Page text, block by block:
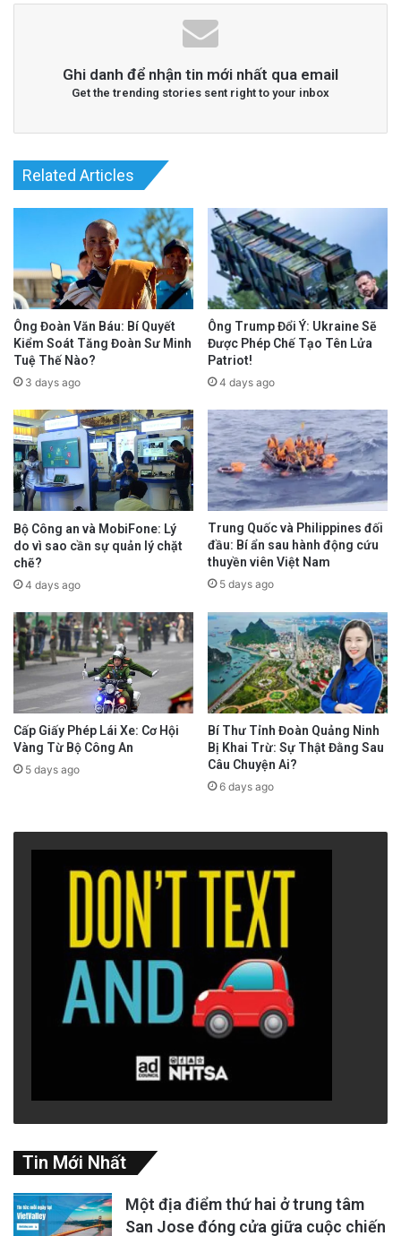
Ghi danh để nhận tin mới nhất qua email
Get the trending stories sent right to your inbox
Related Articles
Ông Đoàn Văn Báu: Bí Quyết
Kiểm Soát Tăng Đoàn Sư Minh
Tuệ Thế Nào?
3 days ago
Ông Trump Đổi Ý: Ukraine Sẽ
Được Phép Chế Tạo Tên Lửa
Patriot!
4 days ago
Bộ Công an và MobiFone: Lý
do vì sao cần sự quản lý chặt
chẽ?
4 days ago
Trung Quốc và Philippines đối
đầu: Bí ẩn sau hành động cứu
thuyền viên Việt Nam
5 days ago
Cấp Giấy Phép Lái Xe: Cơ Hội
Vàng Từ Bộ Công An
5 days ago
Bí Thư Tỉnh Đoàn Quảng Ninh
Bị Khai Trừ: Sự Thật Đằng Sau
Câu Chuyện Ai?
6 days ago
Tin Mới Nhất
Một địa điểm thứ hai ở trung tâm
San Jose đóng cửa giữa cuộc chiến